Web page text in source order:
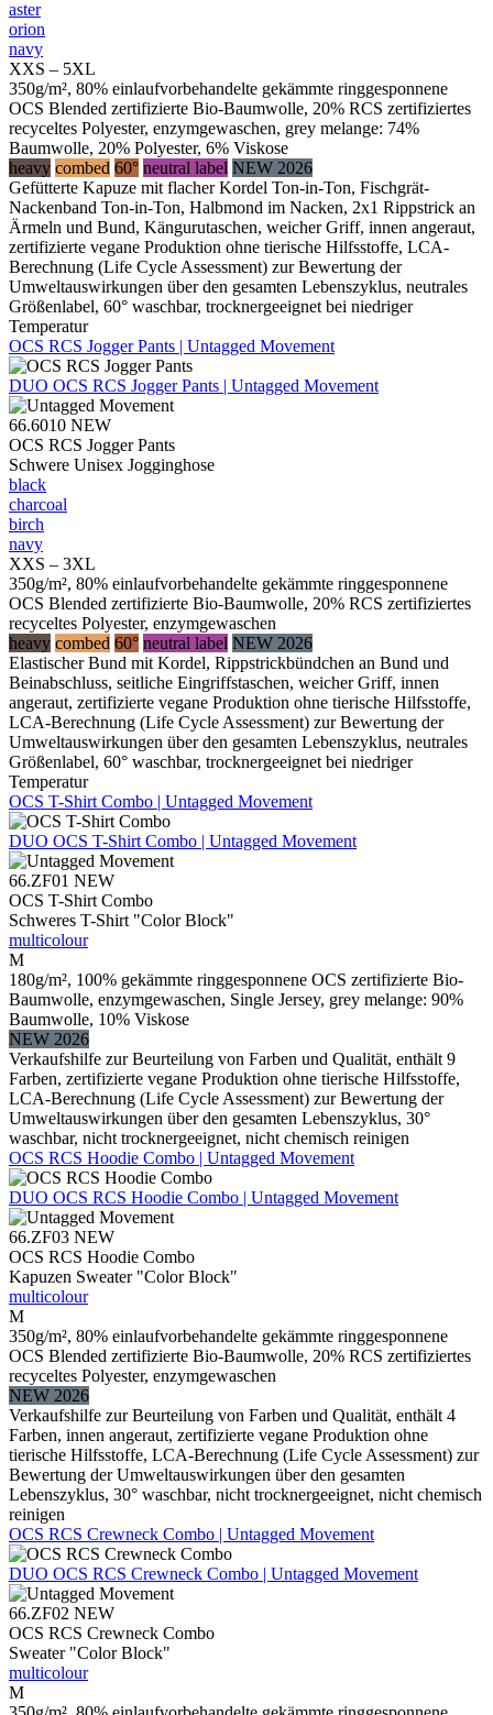
aster
orion
navy
XXS – 5XL
350g/m², 80% einlaufvorbehandelte gekämmte ringgesponnene
OCS Blended zertifizierte Bio-Baumwolle, 20% RCS zertifiziertes
recyceltes Polyester, enzymgewaschen, grey melange: 74%
Baumwolle, 20% Polyester, 6% Viskose
heavy combed 60° neutral label NEW 2026
Gefütterte Kapuze mit flacher Kordel Ton-in-Ton, Fischgrät-
Nackenband Ton-in-Ton, Halbmond im Nacken, 2x1 Rippstrick an
Ärmeln und Bund, Kängurutaschen, weicher Griff, innen angeraut,
zertifizierte vegane Produktion ohne tierische Hilfsstoffe, LCA-
Berechnung (Life Cycle Assessment) zur Bewertung der
Umweltauswirkungen über den gesamten Lebenszyklus, neutrales
Größenlabel, 60° waschbar, trocknergeeignet bei niedriger
Temperatur
OCS RCS Jogger Pants | Untagged Movement
DUO OCS RCS Jogger Pants | Untagged Movement
66.6010 NEW
OCS RCS Jogger Pants
Schwere Unisex Jogginghose
black
charcoal
birch
navy
XXS – 3XL
350g/m², 80% einlaufvorbehandelte gekämmte ringgesponnene
OCS Blended zertifizierte Bio-Baumwolle, 20% RCS zertifiziertes
recyceltes Polyester, enzymgewaschen
heavy combed 60° neutral label NEW 2026
Elastischer Bund mit Kordel, Rippstrickbündchen an Bund und
Beinabschluss, seitliche Eingriffstaschen, weicher Griff, innen
angeraut, zertifizierte vegane Produktion ohne tierische Hilfsstoffe,
LCA-Berechnung (Life Cycle Assessment) zur Bewertung der
Umweltauswirkungen über den gesamten Lebenszyklus, neutrales
Größenlabel, 60° waschbar, trocknergeeignet bei niedriger
Temperatur
OCS T-Shirt Combo | Untagged Movement
DUO OCS T-Shirt Combo | Untagged Movement
66.ZF01 NEW
OCS T-Shirt Combo
Schweres T-Shirt "Color Block"
multicolour
M
180g/m², 100% gekämmte ringgesponnene OCS zertifizierte Bio-
Baumwolle, enzymgewaschen, Single Jersey, grey melange: 90%
Baumwolle, 10% Viskose
NEW 2026
Verkaufshilfe zur Beurteilung von Farben und Qualität, enthält 9
Farben, zertifizierte vegane Produktion ohne tierische Hilfsstoffe,
LCA-Berechnung (Life Cycle Assessment) zur Bewertung der
Umweltauswirkungen über den gesamten Lebenszyklus, 30°
waschbar, nicht trocknergeeignet, nicht chemisch reinigen
OCS RCS Hoodie Combo | Untagged Movement
DUO OCS RCS Hoodie Combo | Untagged Movement
66.ZF03 NEW
OCS RCS Hoodie Combo
Kapuzen Sweater "Color Block"
multicolour
M
350g/m², 80% einlaufvorbehandelte gekämmte ringgesponnene
OCS Blended zertifizierte Bio-Baumwolle, 20% RCS zertifiziertes
recyceltes Polyester, enzymgewaschen
NEW 2026
Verkaufshilfe zur Beurteilung von Farben und Qualität, enthält 4
Farben, innen angeraut, zertifizierte vegane Produktion ohne
tierische Hilfsstoffe, LCA-Berechnung (Life Cycle Assessment) zur
Bewertung der Umweltauswirkungen über den gesamten
Lebenszyklus, 30° waschbar, nicht trocknergeeignet, nicht chemisch
reinigen
OCS RCS Crewneck Combo | Untagged Movement
DUO OCS RCS Crewneck Combo | Untagged Movement
66.ZF02 NEW
OCS RCS Crewneck Combo
Sweater "Color Block"
multicolour
M